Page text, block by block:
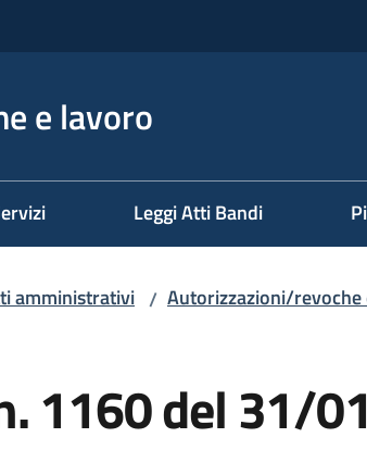
e lavoro
Leggi Atti Bandi
amministrativi / Autorizzazioni/
1160 del 31/